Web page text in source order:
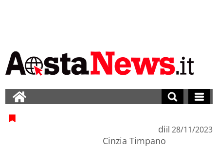
di
Cinzia Timpano
il 28/11/2023